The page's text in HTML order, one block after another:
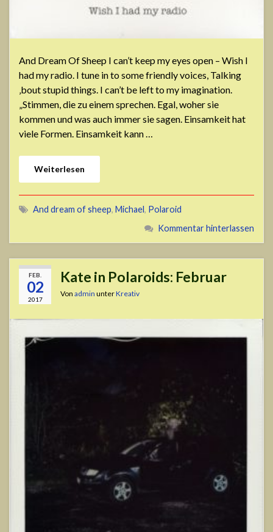
And Dream Of Sheep I can’t keep my eyes open – Wish I
had my radio. I tune in to some friendly voices, Talking
‚bout stupid things. I can’t be left to my imagination.
„Stimmen, die zu einem sprechen. Egal, woher sie
kommen und was auch immer sie sagen. Einsamkeit hat
viele Formen. Einsamkeit kann …
Weiterlesen
And dream of sheep, Michael, Polaroid
Kommentar hinterlassen
FEB.
02
2017
Kate in Polaroids: Februar
Von admin unterKreativ